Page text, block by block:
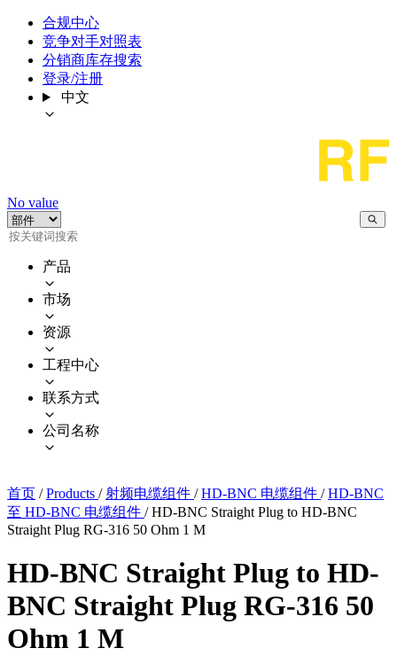
合规中心
竞争对手对照表
分销商库存搜索
登录/注册
中文
No value
产品
市场
资源
工程中心
联系方式
公司名称
首页 / Products / 射频电缆组件 / HD-BNC 电缆组件 / HD-BNC
至 HD-BNC 电缆组件 / HD-BNC Straight Plug to HD-BNC
Straight Plug RG-316 50 Ohm 1 M
HD-BNC Straight Plug to HD-
BNC Straight Plug RG-316 50
Ohm 1 M